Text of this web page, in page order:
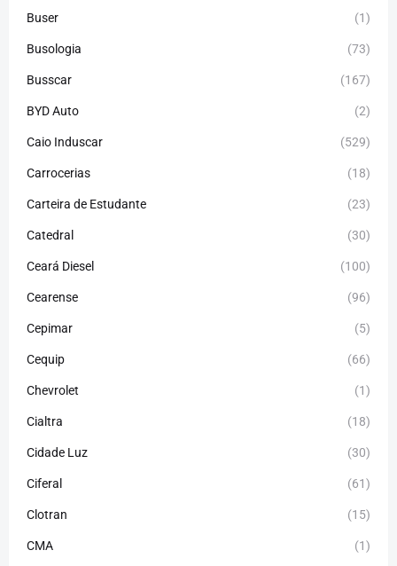
Buser (1)
Busologia (73)
Busscar (167)
BYD Auto (2)
Caio Induscar (529)
Carrocerias (18)
Carteira de Estudante (23)
Catedral (30)
Ceará Diesel (100)
Cearense (96)
Cepimar (5)
Cequip (66)
Chevrolet (1)
Cialtra (18)
Cidade Luz (30)
Ciferal (61)
Clotran (15)
CMA (1)